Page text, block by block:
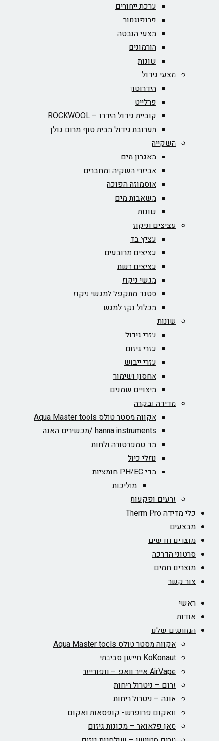
ערכת ייחורים
פרופוגטור
מצעי הנבטה
הורמונים
שונות
מצעי גידול
הידרוטון
פרלייט
קוביית גידול הידרו – ROCKWOOL‏
תערובת גידול מבית טוף מרום גולן
השקייה
מאגרון מים
אביזרי השקיה ומחברים
אוסמוזה הפוכה
משאבות מים
שונות
עציצים וניקוז
עציץ בד
עציצים מרובעים
עציצים רשת
מגשי ניקוז
סטנד מתקפל למגשי ניקוז
מכלול נקז למגש
שונות
עזרי גידול
עזרי גיזום
עזרי ייבוש
אחסון ושימור
מיצויים שמנים
מדידה ובקרה
אקווה מסטר טולס Aqua Master tools
hanna instruments /מכשירים האנה
מד טמפרטורה ולחות
נוזלי כיול
מדי PH/EC חומציות
מוליכות
זרעים ופקעות
כלי מדידה Therm Pro
מבצעים
מוצרים חדשים
סרטוני הדרכה
מוצרים חמים
צור קשר
ראשי
אודות
המותגים שלנו
אקווה מסטר טולס Aqua Master tools
KoKonaut חיישן סביבתי
AirVape אייר וואפ – וופורייזר
זרום – ניטרול ריחות
אונה – ניטרול ריחות
וואקום פרופרש- קופסאות ואקום
סאן פלאואר – מכונות גיזום